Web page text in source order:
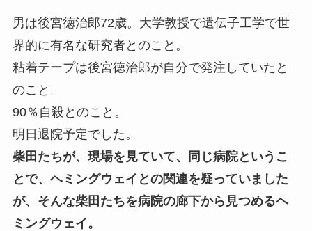
男は後宮徳治郎72歳。大学教授で遺伝子工学で世
界的に有名な研究者とのこと。
粘着テープは後宮徳治郎が自分で発注していたと
のこと。
90％自殺とのこと。
明日退院予定でした。
柴田たちが、現場を見ていて、同じ病院というこ
とで、ヘミングウェイとの関連を疑っていました
が、そんな柴田たちを病院の廊下から見つめるヘ
ミングウェイ。